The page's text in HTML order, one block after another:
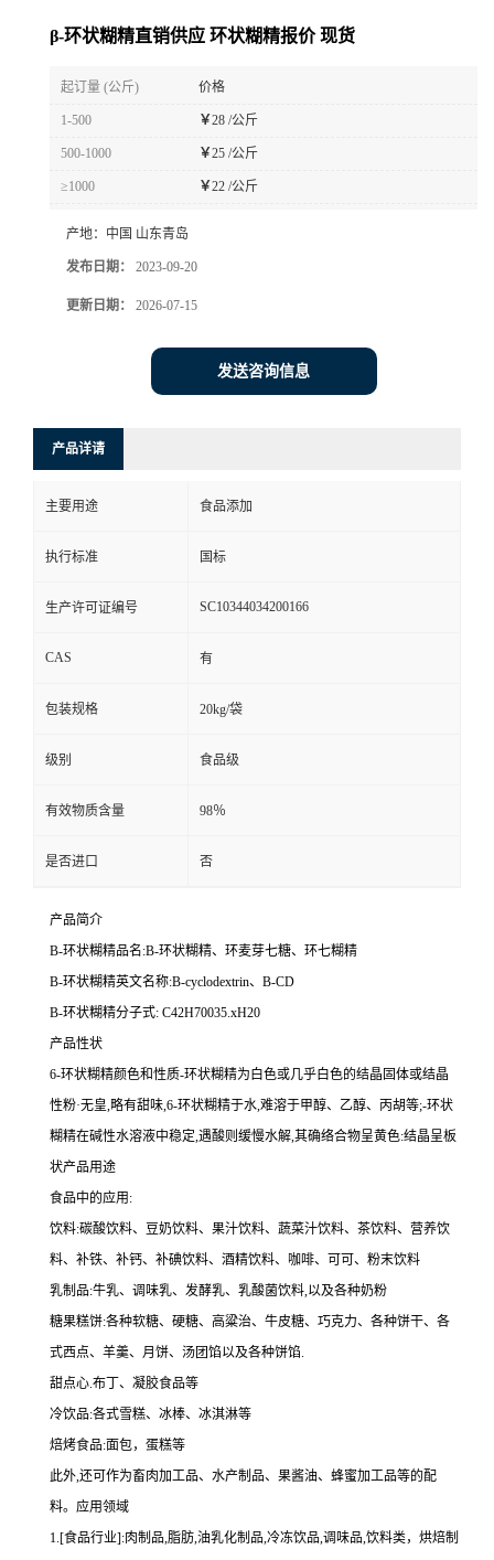
β-环状糊精直销供应 环状糊精报价 现货
起订量 (公斤) 价格
1-500 ￥28 /公斤
500-1000 ￥25 /公斤
≥1000 ￥22 /公斤
产地： 中国 山东青岛
发布日期： 2023-09-20
更新日期： 2026-07-15
发送咨询信息
产品详请
主要用途 食品添加
执行标准 国标
生产许可证编号 SC10344034200166
CAS 有
包装规格 20kg/袋
级别 食品级
有效物质含量 98％
是否进口 否
产品简介
B-环状糊精品名:B-环状糊精、环麦芽七糖、环七糊精
B-环状糊精英文名称:B-cyclodextrin、B-CD
B-环状糊精分子式: C42H70035.xH20
产品性状
6-环状糊精颜色和性质-环状糊精为白色或几乎白色的结晶固体或结晶
性粉·无皇,略有甜味,6-环状糊精于水,难溶于甲醇、乙醇、丙胡等;-环状
糊精在碱性水溶液中稳定,遇酸则缓慢水解,其确络合物呈黄色:结晶呈板
状产品用途
食品中的应用:
饮料:碳酸饮料、豆奶饮料、果汁饮料、蔬菜汁饮料、茶饮料、营养饮
料、补铁、补钙、补碘饮料、酒精饮料、咖啡、可可、粉末饮料
乳制品:牛乳、调味乳、发酵乳、乳酸菌饮料,以及各种奶粉
糖果糕饼:各种软糖、硬糖、高粱治、牛皮糖、巧克力、各种饼干、各
式西点、羊羹、月饼、汤团馅以及各种饼馅.
甜点心.布丁、凝胶食品等
冷饮品:各式雪糕、冰棒、冰淇淋等
焙烤食品:面包，蛋糕等
此外,还可作为畜肉加工品、水产制品、果酱油、蜂蜜加工品等的配
料。应用领域
1.[食品行业]:肉制品,脂肪,油乳化制品,冷冻饮品,调味品,饮料类，烘焙制